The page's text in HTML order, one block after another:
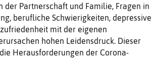
der Partnerschaft und Familie, Fragen in
berufliche Schwierigkeiten, depressive
mit der eigenen
hohen Leidensdruck. Dieser
Herausforderungen der Corona-